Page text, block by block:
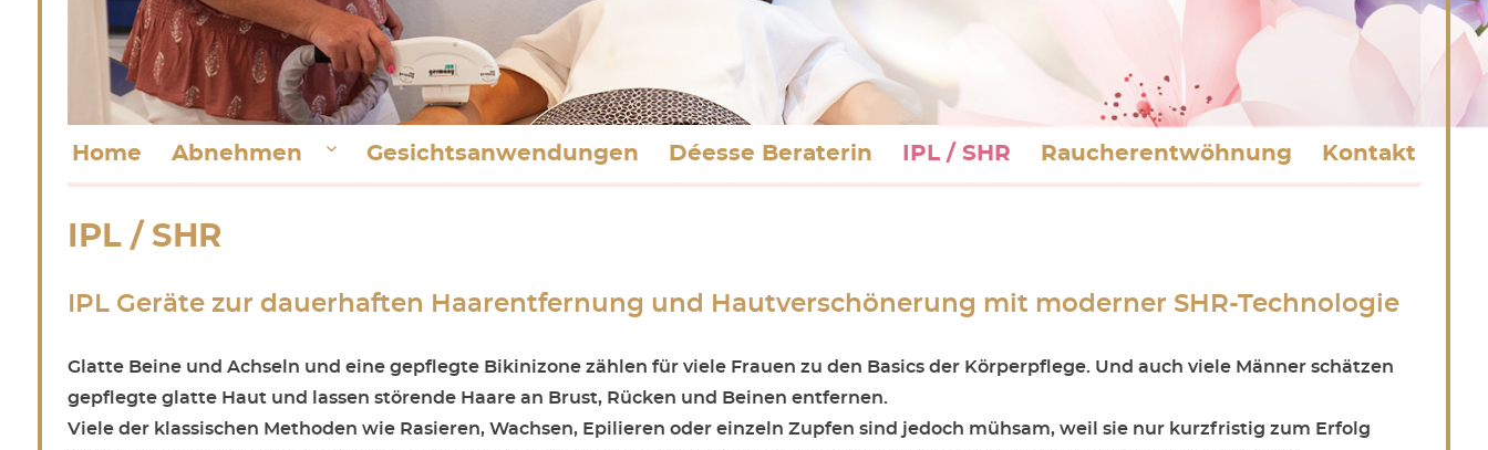
Home Abnehmen Gesichts­anwendungen Déesse Beraterin IPL / SHR Raucher­entwöhnung Kontakt
IPL / SHR
IPL Geräte zur dauerhaften Haarentfernung und Hautverschönerung mit moderner SHR-Technologie
Glatte Beine und Achseln und eine gepflegte Bikinizone zählen für viele Frauen zu den Basics der Körperpflege. Und auch viele Männer schätzen
gepflegte glatte Haut und lassen störende Haare an Brust, Rücken und Beinen entfernen.
Viele der klassischen Methoden wie Rasieren, Wachsen, Epilieren oder einzeln Zupfen sind jedoch mühsam, weil sie nur kurzfristig zum Erfolg